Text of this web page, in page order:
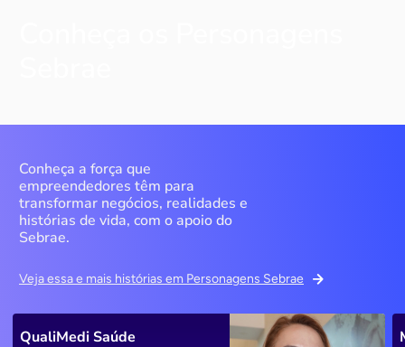
Conheça a força que
empreendedores têm para
transformar negócios, realidades e
histórias de vida, com o apoio do
Sebrae.
Veja essa e mais histórias em Personagens Sebrae
QualiMedi Saúde